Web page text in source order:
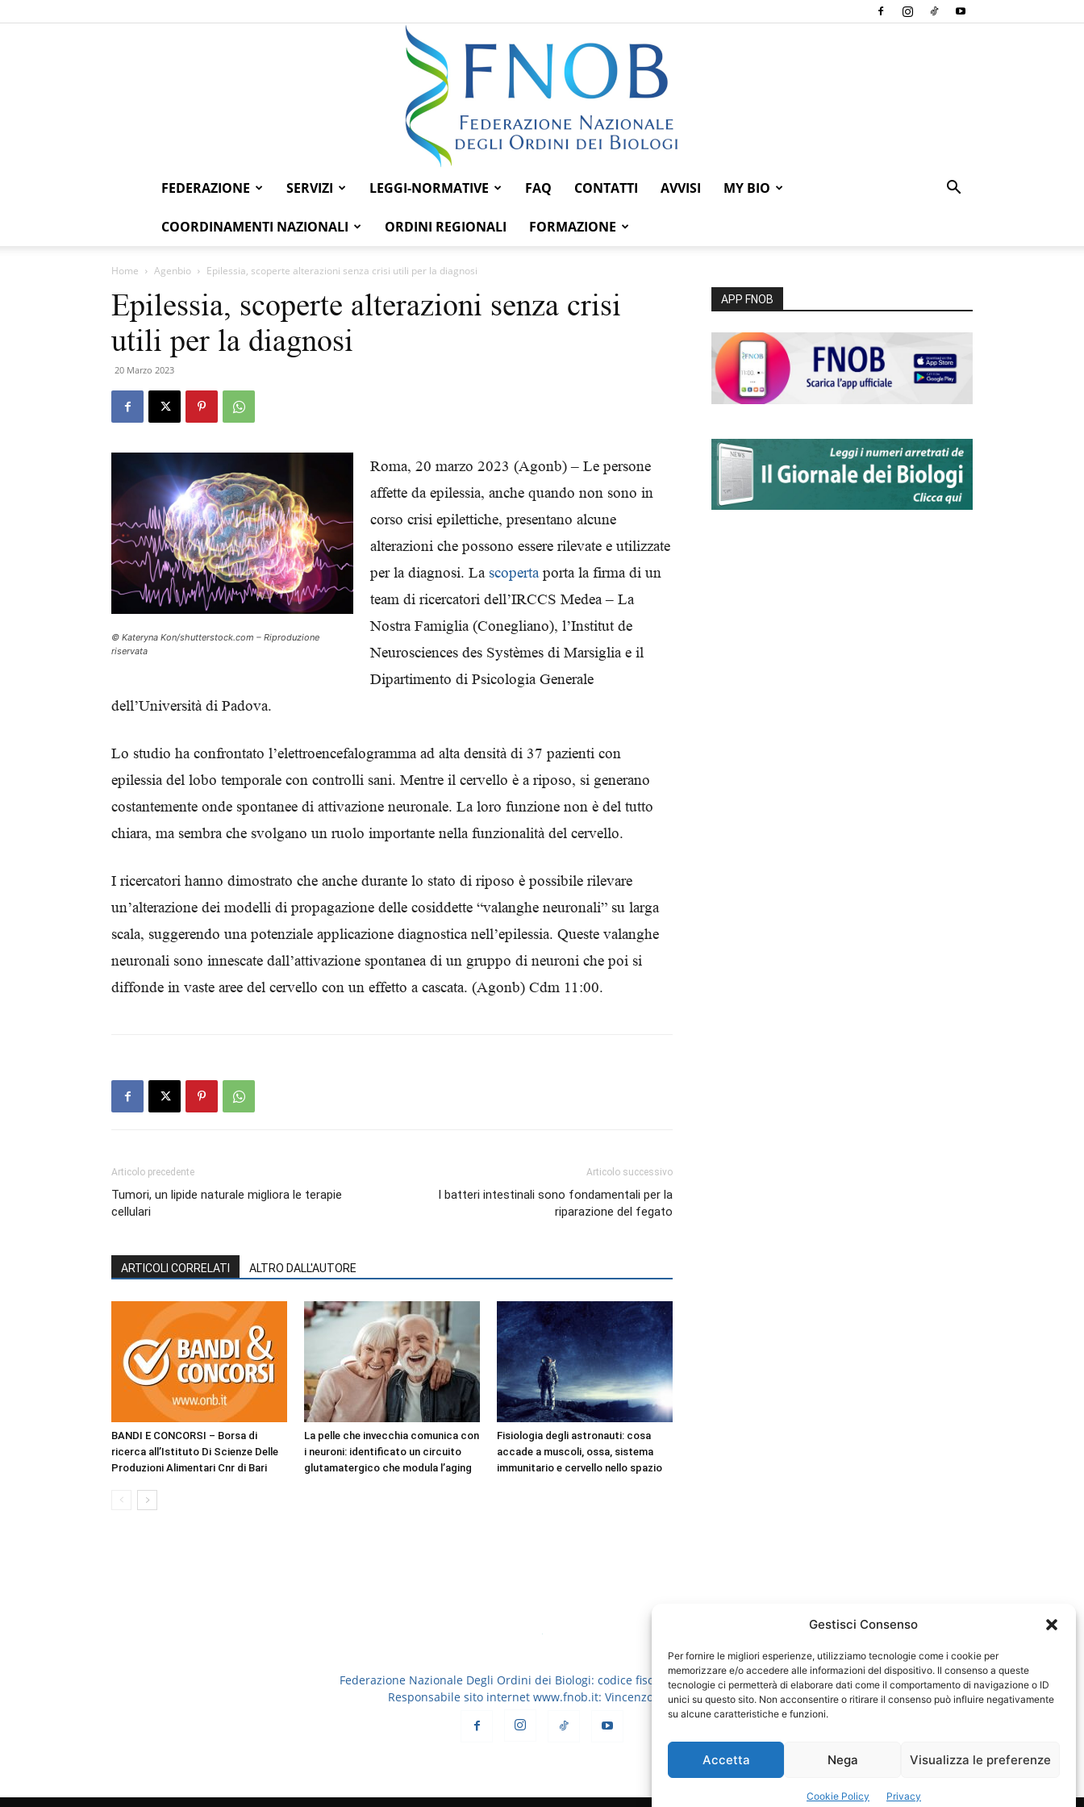
Gestisci Consenso
Per fornire le migliori esperienze, utilizziamo tecnologie come i cookie per
memorizzare e/o accedere alle informazioni del dispositivo. Il consenso a queste
tecnologie ci permetterà di elaborare dati come il comportamento di navigazione o ID
unici su questo sito. Non acconsentire o ritirare il consenso può influire negativamente
su alcune caratteristiche e funzioni.
Accetta Nega Visualizza le preferenze
Cookie Policy Privacy
Federazione
FEDERAZIONE SERVIZI LEGGI-NORMATIVE FAQ CONTATTI AVVISI MY BIO
COORDINAMENTI NAZIONALI ORDINI REGIONALI FORMAZIONE
Home Agenbio Epilessia, scoperte alterazioni senza crisi utili per la diagnosi
Epilessia, scoperte alterazioni senza crisi
utili per la diagnosi
20 Marzo 2023
© Kateryna Kon/shutterstock.com – Riproduzione
riservata
Roma, 20 marzo 2023 (Agonb) – Le persone
affette da epilessia, anche quando non sono in
corso crisi epilettiche, presentano alcune
alterazioni che possono essere rilevate e utilizzate
per la diagnosi. La scopertaporta la firma di un
team di ricercatori dell’IRCCS Medea – La
Nostra Famiglia (Conegliano), l’Institut de
Neurosciences des Systèmes di Marsiglia e il
Dipartimento di Psicologia Generale
dell’Università di Padova.
Lo studio ha confrontato l’elettroencefalogramma ad alta densità di 37 pazienti con
epilessia del lobo temporale con controlli sani. Mentre il cervello è a riposo, si generano
costantemente onde spontanee di attivazione neuronale. La loro funzione non è del tutto
chiara, ma sembra che svolgano un ruolo importante nella funzionalità del cervello.
I ricercatori hanno dimostrato che anche durante lo stato di riposo è possibile rilevare
un’alterazione dei modelli di propagazione delle cosiddette “valanghe neuronali” su larga
scala, suggerendo una potenziale applicazione diagnostica nell’epilessia. Queste valanghe
neuronali sono innescate dall’attivazione spontanea di un gruppo di neuroni che poi si
diffonde in vaste aree del cervello con un effetto a cascata. (Agonb) Cdm 11:00.
Articolo precedente
Tumori, un lipide naturale migliora le terapie
cellulari
Articolo successivo
I batteri intestinali sono fondamentali per la
riparazione del fegato
ARTICOLI CORRELATI ALTRO DALL'AUTORE
BANDI E CONCORSI – Borsa di
ricerca all’Istituto Di Scienze Delle
Produzioni Alimentari Cnr di Bari
La pelle che invecchia comunica con
i neuroni: identificato un circuito
glutamatergico che modula l’aging
Fisiologia degli astronauti: cosa
accade a muscoli, ossa, sistema
immunitario e cervello nello spazio
APP FNOB
Federazione Nazionale Degli Ordini dei Biologi: codice fiscale 80069130583
Responsabile sito internet www.fnob.it: Vincenzo D'Anna